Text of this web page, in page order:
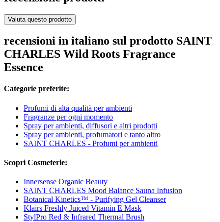
Valuta questo prodotto
recensioni in italiano sul prodotto SAINT
CHARLES Wild Roots Fragrance
Essence
Categorie preferite:
Profumi di alta qualità per ambienti
Fragranze per ogni momento
Spray per ambienti, diffusori e altri prodotti
Spray per ambienti, profumatori e tanto altro
SAINT CHARLES - Profumi per ambienti
Scopri Cosmeterie:
Innersense Organic Beauty
SAINT CHARLES Mood Balance Sauna Infusion
Botanical Kinetics™ - Purifying Gel Cleanser
Klairs Freshly Juiced Vitamin E Mask
StylPro Red & Infrared Thermal Brush